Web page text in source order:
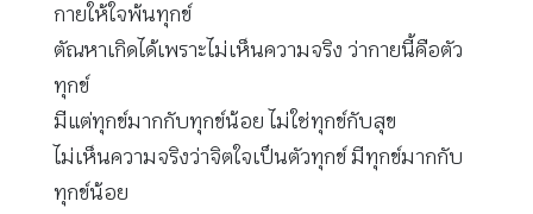
กายให้ใจพ้นทุกข์
ตัณหาเกิดได้เพราะไม่เห็นความจริง ว่ากายนี้คือตัว
ทุกข์
มีแต่ทุกข์มากกับทุกข์น้อย ไม่ใช่ทุกข์กับสุข
ไม่เห็นความจริงว่าจิตใจเป็นตัวทุกข์ มีทุกข์มากกับ
ทุกข์น้อย